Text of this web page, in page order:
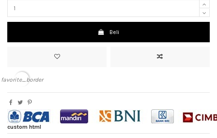
Beli
favorite_border
custom html